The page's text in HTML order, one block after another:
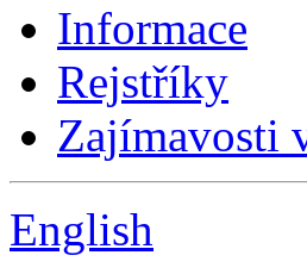
Informace
Rejstříky
Zajímavosti
English